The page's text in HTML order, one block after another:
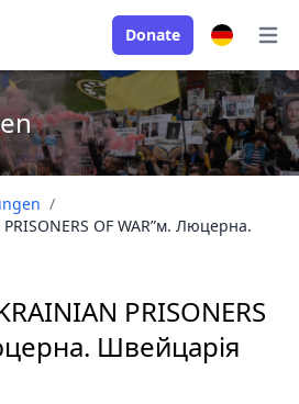
Donate
/
PRISONERS OF WAR”м. Люцерна.
PRISONERS
Швейцарія